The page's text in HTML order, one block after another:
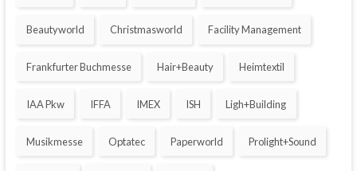
Beautyworld Christmasworld Facility Management
Frankfurter Buchmesse Hair+Beauty Heimtextil
IAA Pkw IFFA IMEX ISH Ligh+Building
Musikmesse Optatec Paperworld Prolight+Sound